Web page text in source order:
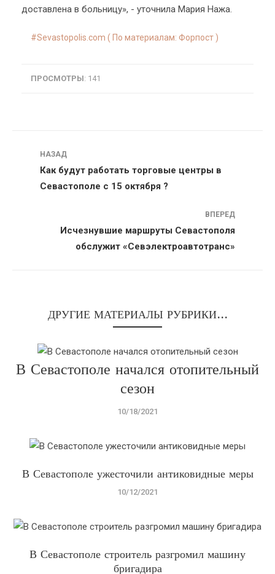
доставлена в больницу», - уточнила Мария Нажа.
Sevastopolis.com ( По материалам: Форпост )
ПРОСМОТРЫ: 141
Навигация
НАЗАД
Как будут работать торговые центры в
Севастополе с 15 октября ?
ВПЕРЕД
Исчезнувшие маршруты Севастополя
обслужит «Севэлектроавтотранс»
ДРУГИЕ МАТЕРИАЛЫ РУБРИКИ...
В Севастополе начался отопительный
сезон
10/18/2021
В Севастополе ужесточили антиковидные меры
10/12/2021
В Севастополе строитель разгромил машину
бригадира